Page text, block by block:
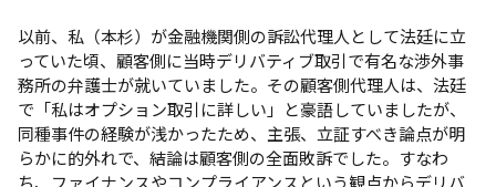
以前、私（本杉）が金融機関側の訴訟代理人として法廷に立
っていた頃、顧客側に当時デリバティブ取引で有名な渉外事
務所の弁護士が就いていました。その顧客側代理人は、法廷
で「私はオプション取引に詳しい」と豪語していましたが、
同種事件の経験が浅かったため、主張、立証すべき論点が明
らかに的外れで、結論は顧客側の全面敗訴でした。すなわ
ち、ファイナンスやコンプライアンスという観点からデリバ